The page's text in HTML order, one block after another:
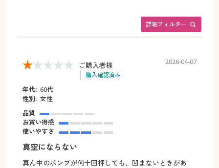
詳細フィルター
ご購入者様
購入確認済み
2026-04-07
年代: 60代
性別: 女性
品質
お買い得感
使いやすさ
真空にならない
真ん中のポンプが何十回押しても、凹まないときがあ